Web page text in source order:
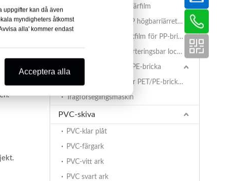
EVOH/PP högbarriärfilm
AlOx PET/PA/RCPP högbarriärretortfilm för PP-tråg
Belagd BOPET-lockfilm för PP-brickor
PET/PA/RCPP retorteringsbar lockfilm för PP-brickor
Tätningsfilm för PET/PE-bricka
PET/PE-lockfilm för PET/PE-brickor
Trågförseglingsmaskin
PVC-skiva
PVC-klar plåt
PVC-färgark
PVC-vitt ark
PVC svart ark
uppgifter kan då även
myndigheters åtkomst
alla' kommer endast
Acceptera alla